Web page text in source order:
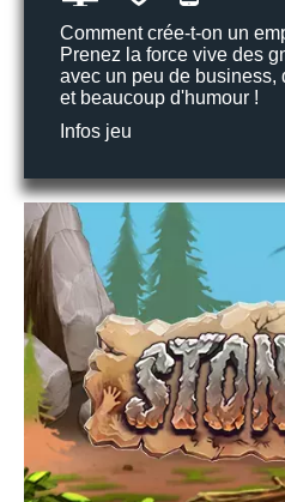
Comment crée-t-on un
Prenez la force vive des
avec un peu de business,
et beaucoup d'humour !
Infos jeu